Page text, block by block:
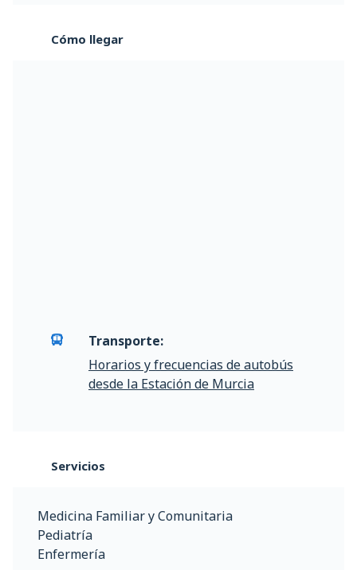
Cómo llegar
Transporte:
Horarios y frecuencias de autobús
desde la Estación de Murcia
Servicios
Medicina Familiar y Comunitaria
Pediatría
Enfermería